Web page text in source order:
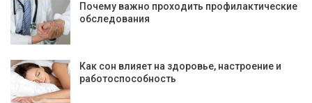
Почему важно проходить профилактические
обследования
Как сон влияет на здоровье, настроение и
работоспособность